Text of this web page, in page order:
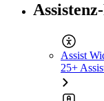
Assist
25+